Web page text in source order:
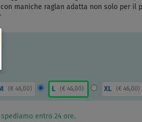
maniche raglan adatta non solo per il
(€ 46,00) L (€ 46,00) XL (€ 46,00)
entro 24 ore.